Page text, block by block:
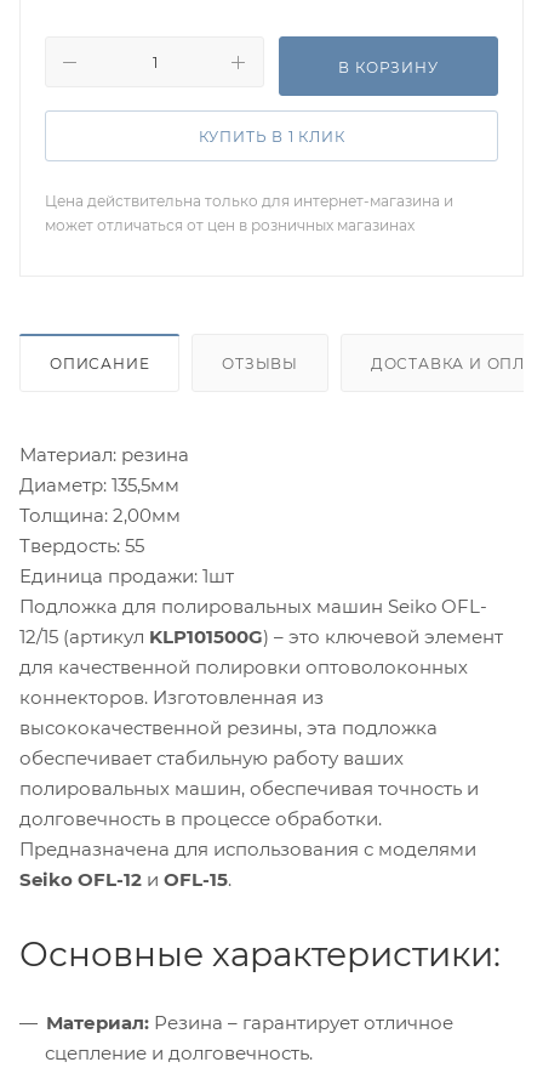
В КОРЗИНУ
КУПИТЬ В 1 КЛИК
Цена действительна только для интернет-магазина и
может отличаться от цен в розничных магазинах
ОПИСАНИЕ ОТЗЫВЫ ДОСТАВКА И
Материал: резина
Диаметр: 135,5мм
Толщина: 2,00мм
Твердость: 55
Единица продажи: 1шт
Подложка для полировальных машин Seiko OFL-
12/15 (артикул KLP101500G) – это ключевой элемент
для качественной полировки оптоволоконных
коннекторов. Изготовленная из
высококачественной резины, эта подложка
обеспечивает стабильную работу ваших
полировальных машин, обеспечивая точность и
долговечность в процессе обработки.
Предназначена для использования с моделями
Seiko OFL-12 и OFL-15.
Основные характеристики:
Материал: Резина – гарантирует отличное
сцепление и долговечность.